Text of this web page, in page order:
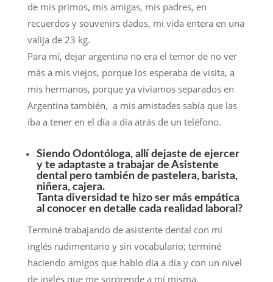
de mis primos, mis amigas, mis padres, en
recuerdos y souvenirs dados, mi vida entera en una
valija de 23 kg.
Para mí, dejar argentina no era el temor de no ver
más a mis viejos, porque los esperaba de visita, a
mis hermanos, porque ya vivíamos separados en
Argentina también, a mis amistades sabía que las
iba a tener en el día a día atrás de un teléfono.
Siendo Odontóloga, allí dejaste de ejercer
y te adaptaste a trabajar de Asistente
dental pero también de pastelera, barista,
niñera, cajera.
Tanta diversidad te hizo ser más empática
al conocer en detalle cada realidad laboral?
Terminé trabajando de asistente dental con mi
inglés rudimentario y sin vocabulario; terminé
haciendo amigos que hablo día a día y con un nivel
de inglés que me sorprende a mí misma.